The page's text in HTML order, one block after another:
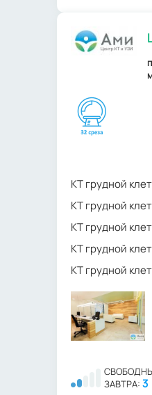
КТ грудной
КТ грудной
КТ грудной
КТ грудной
КТ грудной
ЗАВТРА: 3